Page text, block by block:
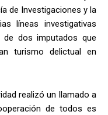
de Investigaciones y la
líneas investigativas
de dos imputados que
turismo delictual en
realizó un llamado a
de todos es